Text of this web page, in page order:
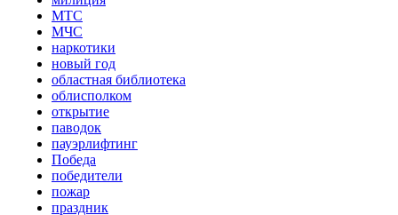
МТС
МЧС
наркотики
новый год
областная библиотека
облисполком
открытие
паводок
пауэрлифтинг
Победа
победители
пожар
праздник